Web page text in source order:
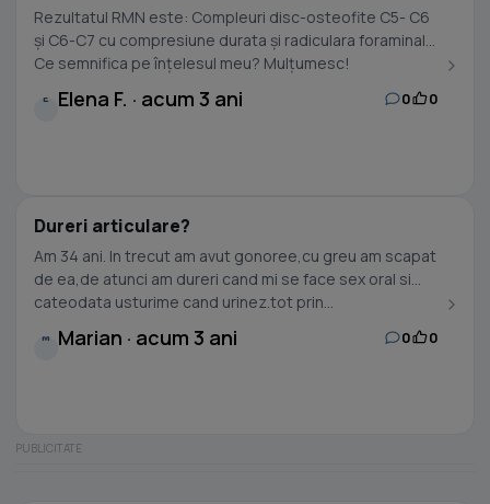
Rezultatul RMN este: Compleuri disc-osteofite C5- C6
și C6-C7 cu compresiune durata și radiculara foraminala.
Ce semnifica pe înțelesul meu? Mulțumesc!
E Elena F. · acum 3 ani 0 0
Dureri articulare?
Am 34 ani. In trecut am avut gonoree,cu greu am scapat
de ea,de atunci am dureri cand mi se face sex oral si
cateodata usturime cand urinez.tot prin...
M Marian · acum 3 ani 0 0